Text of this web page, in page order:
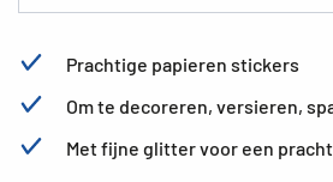
Prachtige papieren stickers
Om te decoreren, versieren,
Met fijne glitter voor een